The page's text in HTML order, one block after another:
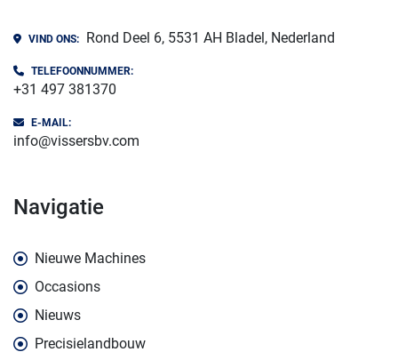
VIND ONS: Rond Deel 6, 5531 AH Bladel, Nederland
TELEFOONNUMMER:
+31 497 381370
E-MAIL:
info@vissersbv.com
navigatie
Nieuwe Machines
Occasions
Nieuws
Precisielandbouw